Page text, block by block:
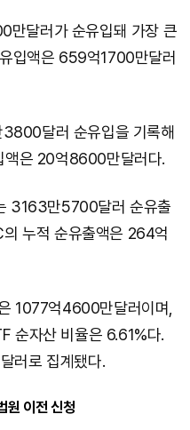
만달러가 순유입돼 가장 큰
입액은 659억1700만달러
달러 순유입을 기록해
액은 20억8600만달러다.
3163만5700달러 순유출
누적 순유출액은 264억
1077억4600만달러이며,
순자산 비율은 6.61%다.
러로 집계됐다.
원 이전 신청